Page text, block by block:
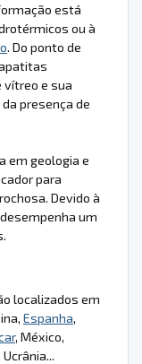
está
ou à
. Do ponto de
vítreo e sua
presença de
em geologia e
para
Devido à
desempenha um
localizados em
Espanha,
, México,